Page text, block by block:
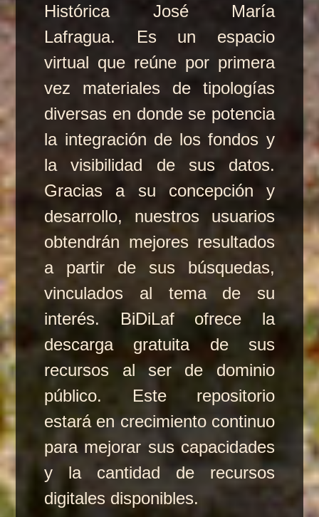
Histórica José María
Lafragua. Es un espacio
virtual que reúne por primera
vez materiales de tipologías
diversas en donde se potencia
la integración de los fondos y
la visibilidad de sus datos.
Gracias a su concepción y
desarrollo, nuestros usuarios
obtendrán mejores resultados
a partir de sus búsquedas,
vinculados al tema de su
interés. BiDiLaf ofrece la
descarga gratuita de sus
recursos al ser de dominio
público. Este repositorio
estará en crecimiento continuo
para mejorar sus capacidades
y la cantidad de recursos
digitales disponibles.